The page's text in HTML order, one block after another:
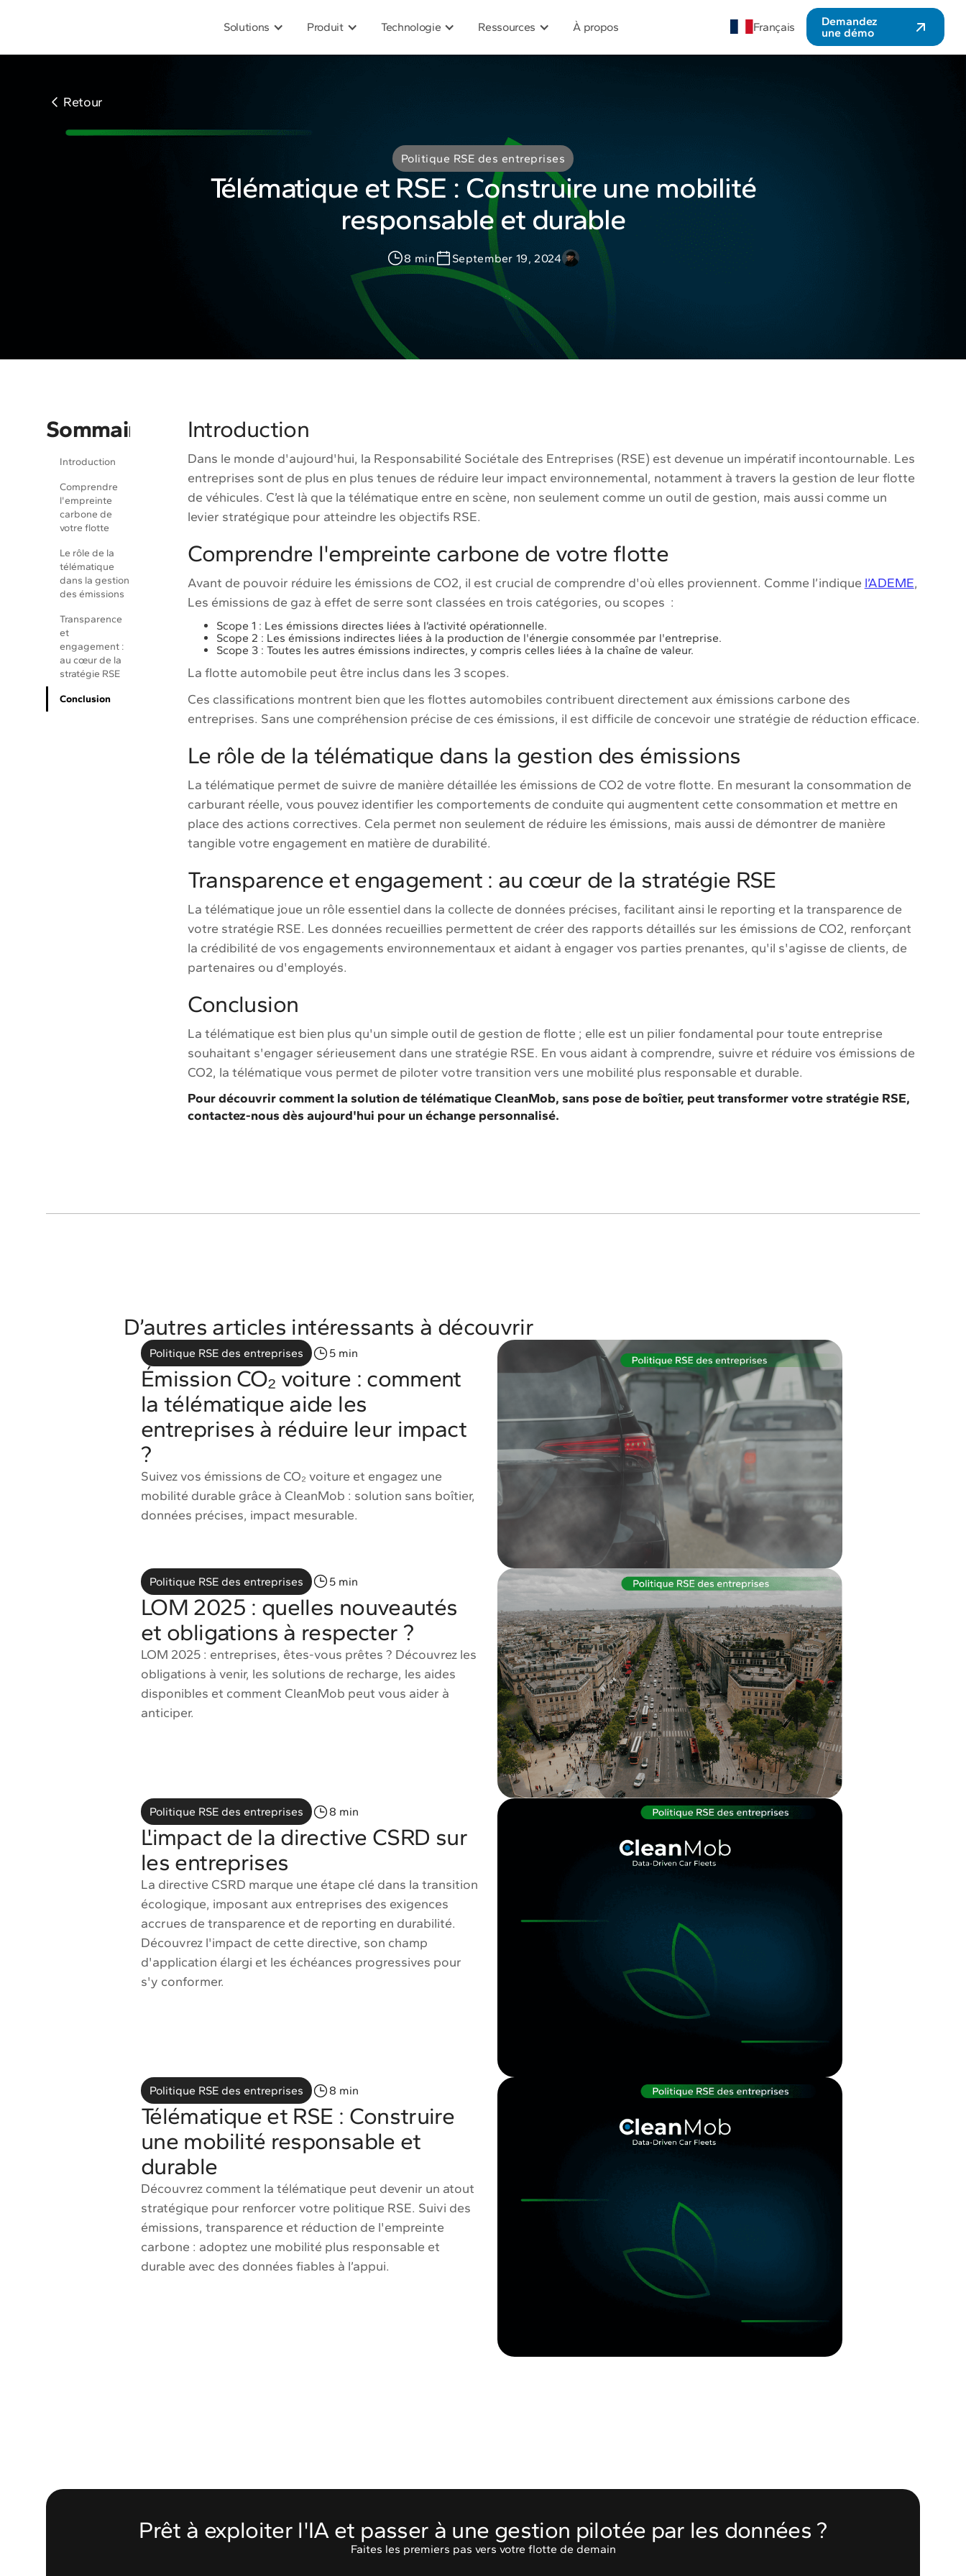
Solutions Produit Technologie Ressources À propos Français
Demandez
une démo
Retour
Politique RSE des entreprises
Télématique et RSE : Construire une mobilité
responsable et durable
8 min September 19, 2024
Sommaire
Introduction
Comprendre
l'empreinte
carbone de
votre flotte
Le rôle de la
télématique
dans la gestion
des émissions
Transparence
et
engagement :
au cœur de la
stratégie RSE
Conclusion
Introduction
Dans le monde d'aujourd'hui, la Responsabilité Sociétale des Entreprises (RSE) est devenue un impératif incontournable. Les
entreprises sont de plus en plus tenues de réduire leur impact environnemental, notamment à travers la gestion de leur flotte
de véhicules. C’est là que la télématique entre en scène, non seulement comme un outil de gestion, mais aussi comme un
levier stratégique pour atteindre les objectifs RSE.
Comprendre l'empreinte carbone de votre flotte
Avant de pouvoir réduire les émissions de CO2, il est crucial de comprendre d'où elles proviennent. Comme l’indique l’ADEME,
Les émissions de gaz à effet de serre sont classées en trois catégories, ou scopes :
Scope 1 : Les émissions directes liées à l’activité opérationnelle.
Scope 2 : Les émissions indirectes liées à la production de l'énergie consommée par l'entreprise.
Scope 3 : Toutes les autres émissions indirectes, y compris celles liées à la chaîne de valeur.
La flotte automobile peut être inclus dans les 3 scopes.
Ces classifications montrent bien que les flottes automobiles contribuent directement aux émissions carbone des
entreprises. Sans une compréhension précise de ces émissions, il est difficile de concevoir une stratégie de réduction efficace.
Le rôle de la télématique dans la gestion des émissions
La télématique permet de suivre de manière détaillée les émissions de CO2 de votre flotte. En mesurant la consommation de
carburant réelle, vous pouvez identifier les comportements de conduite qui augmentent cette consommation et mettre en
place des actions correctives. Cela permet non seulement de réduire les émissions, mais aussi de démontrer de manière
tangible votre engagement en matière de durabilité.
Transparence et engagement : au cœur de la stratégie RSE
La télématique joue un rôle essentiel dans la collecte de données précises, facilitant ainsi le reporting et la transparence de
votre stratégie RSE. Les données recueillies permettent de créer des rapports détaillés sur les émissions de CO2, renforçant
la crédibilité de vos engagements environnementaux et aidant à engager vos parties prenantes, qu'il s'agisse de clients, de
partenaires ou d'employés.
Conclusion
La télématique est bien plus qu'un simple outil de gestion de flotte ; elle est un pilier fondamental pour toute entreprise
souhaitant s'engager sérieusement dans une stratégie RSE. En vous aidant à comprendre, suivre et réduire vos émissions de
CO2, la télématique vous permet de piloter votre transition vers une mobilité plus responsable et durable.
Pour découvrir comment la solution de télématique CleanMob, sans pose de boîtier, peut transformer votre stratégie RSE,
contactez-nous dès aujourd'hui pour un échange personnalisé.
D’autres articles intéressants à découvrir
Politique RSE des entreprises 5 min
Émission CO₂ voiture : comment
la télématique aide les
entreprises à réduire leur impact
?
Suivez vos émissions de CO₂ voiture et engagez une
mobilité durable grâce à CleanMob : solution sans boîtier,
données précises, impact mesurable.
Politique RSE des entreprises 5 min
LOM 2025 : quelles nouveautés
et obligations à respecter ?
LOM 2025 : entreprises, êtes-vous prêtes ? Découvrez les
obligations à venir, les solutions de recharge, les aides
disponibles et comment CleanMob peut vous aider à
anticiper.
Politique RSE des entreprises 8 min
L'impact de la directive CSRD sur
les entreprises
La directive CSRD marque une étape clé dans la transition
écologique, imposant aux entreprises des exigences
accrues de transparence et de reporting en durabilité.
Découvrez l'impact de cette directive, son champ
d'application élargi et les échéances progressives pour
s'y conformer.
Politique RSE des entreprises 8 min
Télématique et RSE : Construire
une mobilité responsable et
durable
Découvrez comment la télématique peut devenir un atout
stratégique pour renforcer votre politique RSE. Suivi des
émissions, transparence et réduction de l'empreinte
carbone : adoptez une mobilité plus responsable et
durable avec des données fiables à l’appui.
Prêt à exploiter l'IA et passer à une gestion pilotée par les données ?
Faites les premiers pas vers votre flotte de demain